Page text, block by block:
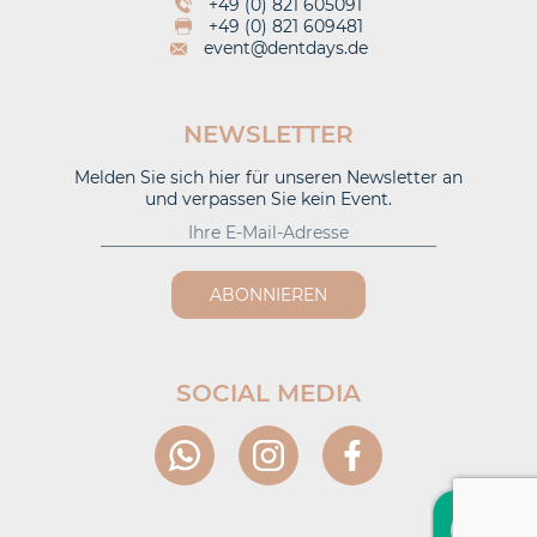
+49 (0) 821 605091
+49 (0) 821 609481
event@dentdays.de
NEWSLETTER
Melden Sie sich hier für unseren Newsletter an
und verpassen Sie kein Event.
ABONNIEREN
SOCIAL MEDIA